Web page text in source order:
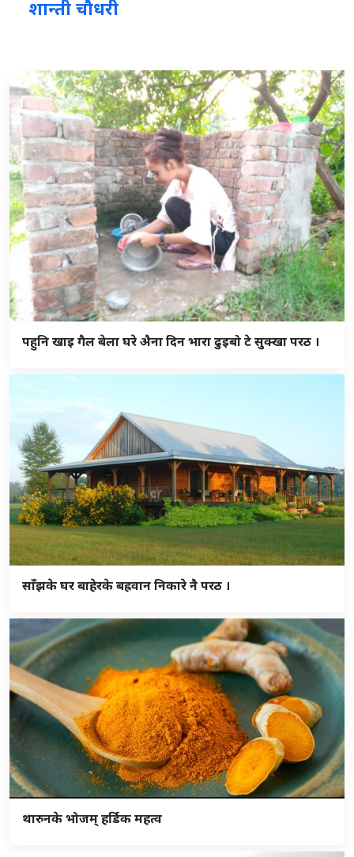
शान्ती चौधरी
पहुनि खाइ गैल बेला घरे अ‍ैना दिन भारा ढुइबो टे सुक्खा परठ ।
साँझके घर बाहेरके बह्रवान निकारे नै परठ ।
थारुनके भोजम् हर्डिक महत्व